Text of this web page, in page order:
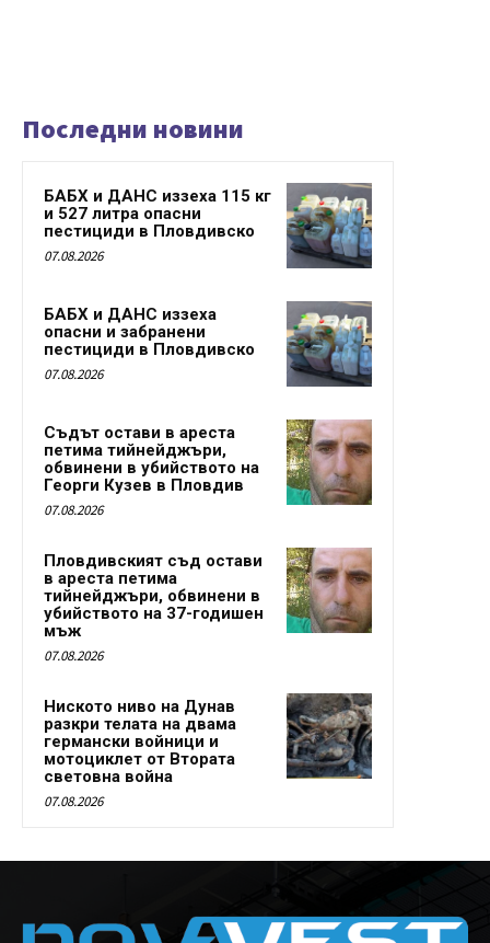
Последни новини
БАБХ и ДАНС иззеха 115 кг
и 527 литра опасни
пестициди в Пловдивско
07.08.2026
БАБХ и ДАНС иззеха
опасни и забранени
пестициди в Пловдивско
07.08.2026
Съдът остави в ареста
петима тийнейджъри,
обвинени в убийството на
Георги Кузев в Пловдив
07.08.2026
Пловдивският съд остави
в ареста петима
тийнейджъри, обвинени в
убийството на 37-годишен
мъж
07.08.2026
Ниското ниво на Дунав
разкри телата на двама
германски войници и
мотоциклет от Втората
световна война
07.08.2026